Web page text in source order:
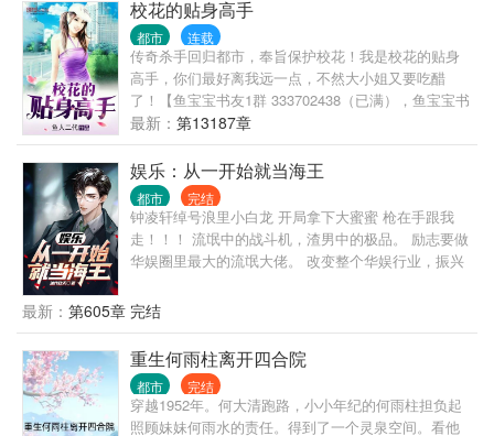
校花的贴身高手
都市 连载
传奇杀手回归都市，奉旨保护校花！我是校花的贴身
高手，你们最好离我远一点，不然大小姐又要吃醋
了！【鱼宝宝书友1群 333702438（已满），鱼宝宝书
友2群 417723151】
最新： 第13187章
娱乐：从一开始就当海王
都市 完结
钟凌轩绰号浪里小白龙 开局拿下大蜜蜜 枪在手跟我
走！！！ 流氓中的战斗机，渣男中的极品。 励志要做
华娱圈里最大的流氓大佬。 改变整个华娱行业，振兴
许情，李晓冉，李沁，唐妍，刘师师，曾丽，高媛
媛....等。
最新： 第605章 完结
重生何雨柱离开四合院
都市 完结
穿越1952年。何大清跑路，小小年纪的何雨柱担负起
照顾妹妹何雨水的责任。得到了一个灵泉空间。看他